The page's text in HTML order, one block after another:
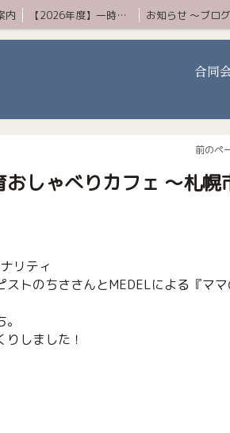
内 【2026年度】一時保育プレミアムコース お知らせ 〜ブロ
合同
前のペ
おしゃべりカフェ 〜札
リティ
トのちささんとMEDELによる『マ
しました！